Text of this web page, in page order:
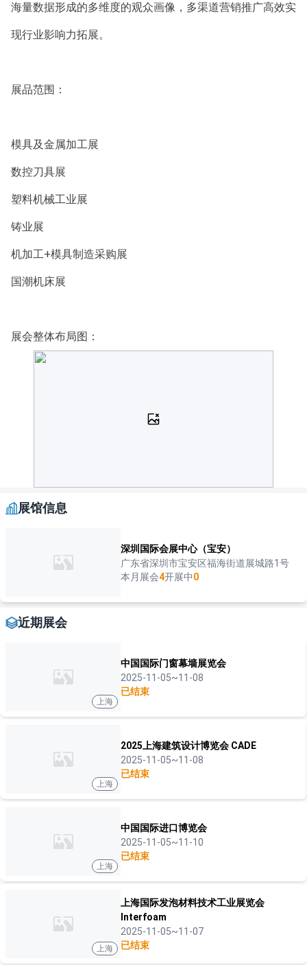
海量数据形成的多维度的观众画像，多渠道营销推广高效实
现行业影响力拓展。
展品范围：
模具及金属加工展
数控刀具展
塑料机械工业展
铸业展
机加工+模具制造采购展
国潮机床展
展会整体布局图：
展馆信息
深圳国际会展中心（宝安）
广东省深圳市宝安区福海街道展城路1号
本月展会4开展中0
近期展会
上海
中国国际门窗幕墙展览会
2025-11-05~11-08
已结束
上海
2025上海建筑设计博览会 CADE
2025-11-05~11-08
已结束
上海
中国国际进口博览会
2025-11-05~11-10
已结束
上海
上海国际发泡材料技术工业展览会
Interfoam
2025-11-05~11-07
已结束